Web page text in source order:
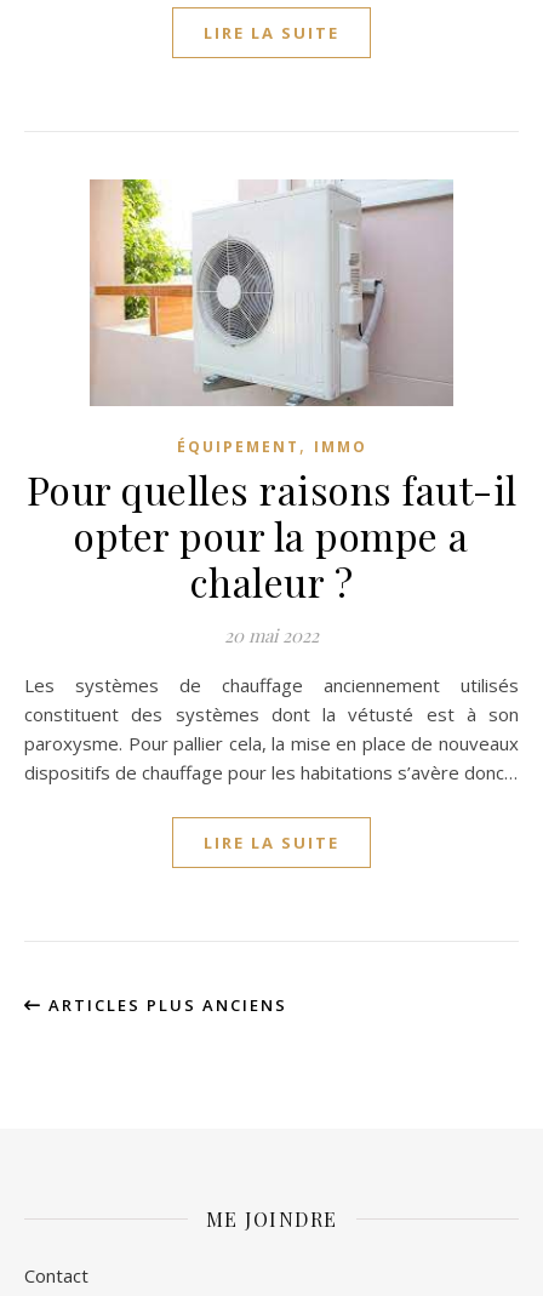
LIRE LA SUITE
ÉQUIPEMENT , IMMO
Pour quelles raisons faut-il
opter pour la pompe a
chaleur ?
20 mai 2022
Les systèmes de chauffage anciennement utilisés
constituent des systèmes dont la vétusté est à son
paroxysme. Pour pallier cela, la mise en place de nouveaux
dispositifs de chauffage pour les habitations s’avère donc…
LIRE LA SUITE
ARTICLES PLUS ANCIENS
ME JOINDRE
Contact